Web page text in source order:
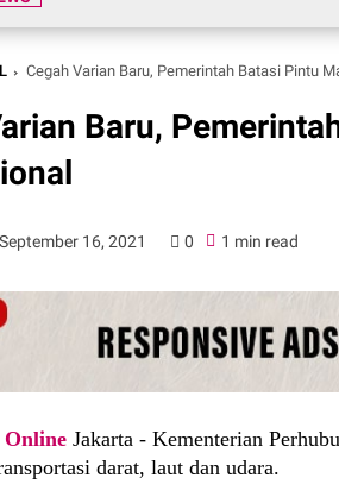
Cegah Varian Baru, Pemerintah Batasi Pintu
Baru,
September 16, 2021 0 1 min read
Jakarta - Kementerian
darat, laut dan udara.